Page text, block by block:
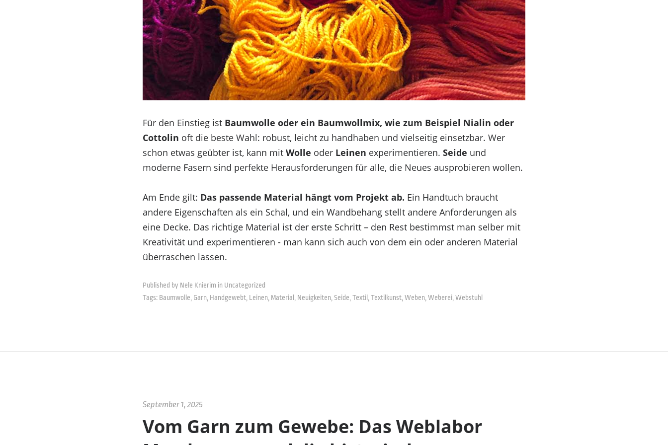
Für den Einstieg ist Baumwolle oder ein Baumwollmix, wie zum Beispiel Nialin oder
Cottolin oft die beste Wahl: robust, leicht zu handhaben und vielseitig einsetzbar. Wer
schon etwas geübter ist, kann mit Wolle oder Leinen experimentieren. Seide und
moderne Fasern sind perfekte Herausforderungen für alle, die Neues ausprobieren wollen.
Am Ende gilt: Das passende Material hängt vom Projekt ab. Ein Handtuch braucht
andere Eigenschaften als ein Schal, und ein Wandbehang stellt andere Anforderungen als
eine Decke. Das richtige Material ist der erste Schritt – den Rest bestimmst man selber mit
Kreativität und experimentieren - man kann sich auch von dem ein oder anderen Material
überraschen lassen.
Published by Nele Knierim in Uncategorized
Tags: Baumwolle Garn Handgewebt Leinen Material Neuigkeiten Seide Textil Textilkunst Weben Weberei Webstuhl
September 1, 2025
Vom Garn zum Gewebe: Das Weblabor